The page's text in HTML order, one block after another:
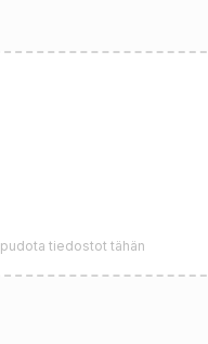
pudota tiedostot tähän